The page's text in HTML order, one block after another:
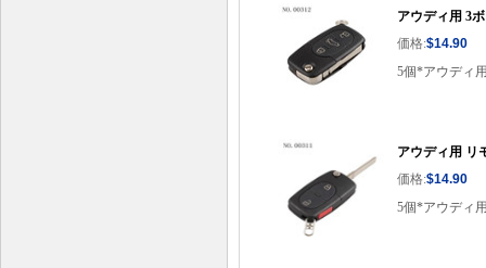
アウディ用 3
価格:$14.90
5個*アウディ
アウディ用 リ
価格:$14.90
5個*アウディ